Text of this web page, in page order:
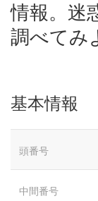
情報。迷
調べてみ
基本情報
頭番号
中間番号